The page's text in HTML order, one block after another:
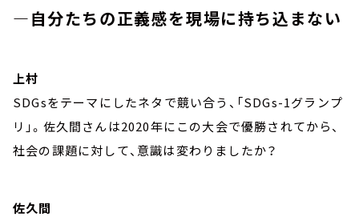
―自分たちの正義感を現場に持ち込まない
上村
SDGsをテーマにしたネタで競い合う、「SDGs-1グランプ
リ」。佐久間さんは2020年にこの大会で優勝されてから、
社会の課題に対して、意識は変わりましたか？
佐久間